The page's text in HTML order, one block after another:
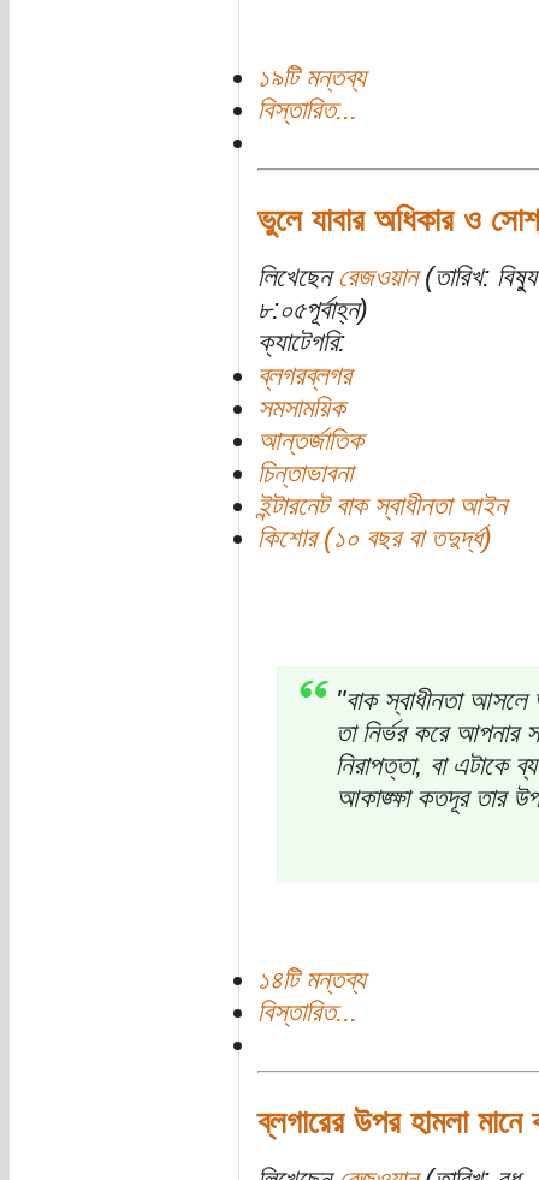
১৯টি মন্তব্য
বিস্তারিত...
ভুলে যাবার অধিকার ও
লিখেছেন রেজওয়ান(তারিখ:
৮:০৫পূর্বাহ্ন)
ক্যাটেগরি:
ব্লগরব্লগর
সমসাময়িক
আন্তর্জাতিক
চিন্তাভাবনা
ইন্টারনেট বাক স্বাধীনতা আইন
কিশোর (১০ বছর বা তদুর্দ্ধ)
"বাক স্বাধীনতা
তা নির্ভর করে আপনার
নিরাপত্তা, বা এটাকে
আকাঙ্ক্ষা কতদূর তার
১৪টি মন্তব্য
বিস্তারিত...
ব্লগারের উপর হামলা মানে